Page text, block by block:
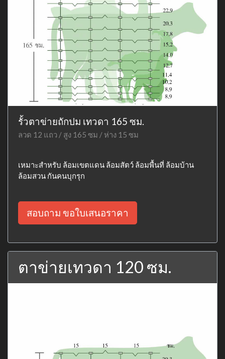
รั้วตาข่ายถักปม เทวดา 165 ซม.
ลวด 12 แถว / สูง 165 ซม / ห่าง 15 ซม
เหมาะสำหรับ ล้อมเขตแดน ล้อมสัตว์ ล้อมพื้นที่ ล้อมบ้าน
ล้อมสวน กันคนบุกรุก
สอบถาม ขอใบเสนอราคา
ตาข่ายเทวดา 120 ซม.